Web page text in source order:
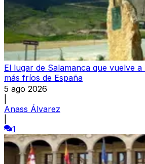
El lugar de Salamanca que vuelve
más fríos de España
5 ago 2026
Anass Álvarez
1